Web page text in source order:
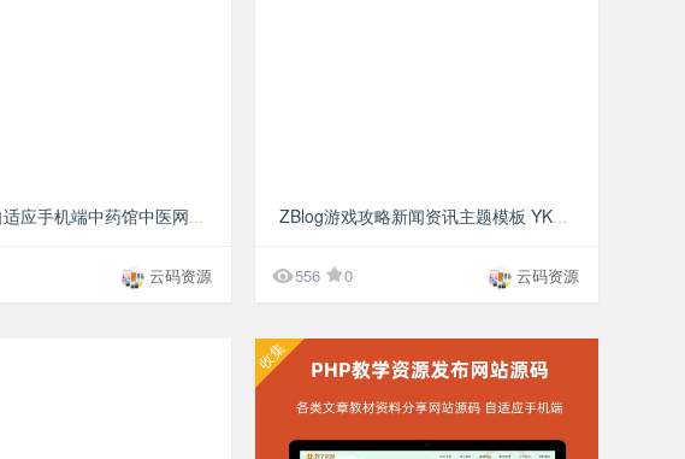
云码资源 556 0 云码资源
收集